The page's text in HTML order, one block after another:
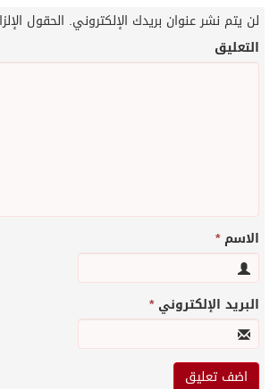
لن يتم نشر عنوان بريدك الإلكتروني. الحقول
التعليق
الاسم*
البريد الإلكتروني*